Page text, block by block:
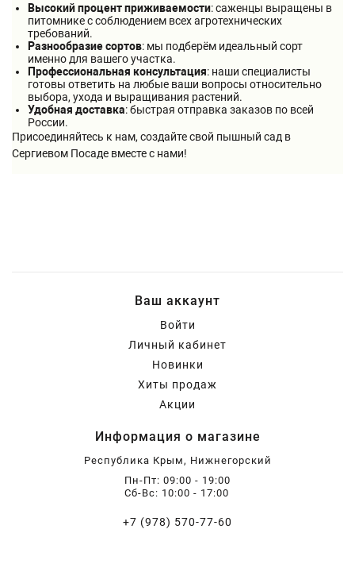
Высокий процент приживаемости: саженцы выращены в
питомнике с соблюдением всех агротехнических
требований.
Разнообразие сортов: мы подберём идеальный сорт
именно для вашего участка.
Профессиональная консультация: наши специалисты
готовы ответить на любые ваши вопросы относительно
выбора, ухода и выращивания растений.
Удобная доставка: быстрая отправка заказов по всей
России.
Присоединяйтесь к нам, создайте свой пышный сад в
Сергиевом Посаде вместе с нами!
Ваш аккаунт
Войти
Личный кабинет
Новинки
Хиты продаж
Акции
Информация о магазине
Республика Крым, Нижнегорский
Пн-Пт: 09:00 - 19:00
Сб-Вс: 10:00 - 17:00
+7 (978) 570-77-60